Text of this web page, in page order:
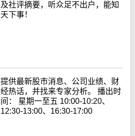
及社评摘要，听众足不出户，能知
天下事！
提供最新股市消息、公司业绩、财
经热话，并找来专家分析。 播出时
间： 星期一至五 10:00-10:20、
12:30-13:00、16:30-17:00